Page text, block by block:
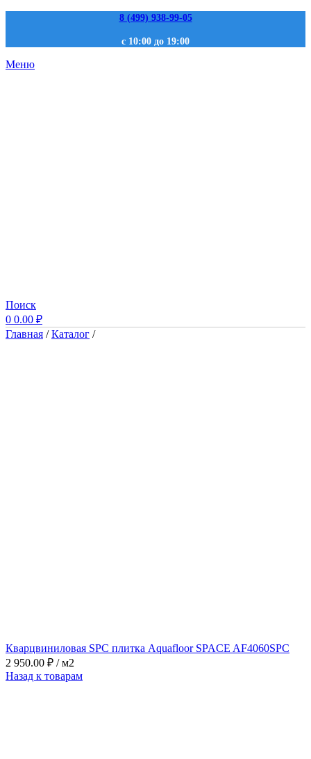
8 (499) 938-99-05
с 10:00 до 19:00
Меню
Поиск
0 0.00 ₽
Главная /Каталог /
Кварцвиниловая SPC плитка Aquafloor SPACE AF4060SPC
2 950.00 ₽ / м2
Назад к товарам